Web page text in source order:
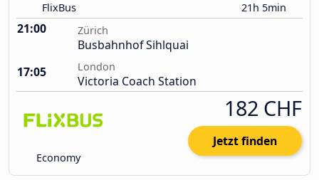
FlixBus 21h 5min
21:00 Zürich
Busbahnhof Sihlquai
17:05
London
Victoria Coach Station
Economy
182 CHF
Jetzt finden